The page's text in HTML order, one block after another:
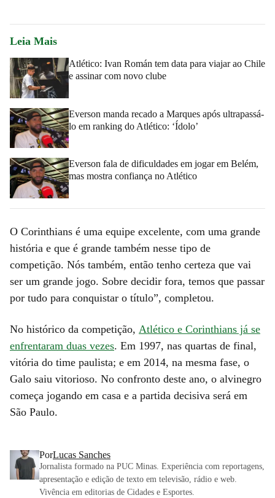
Leia Mais
Atlético: Ivan Román tem data para viajar ao Chile
e assinar com novo clube
Everson manda recado a Marques após ultrapassá-
lo em ranking do Atlético: ‘Ídolo’
Everson fala de dificuldades em jogar em Belém,
mas mostra confiança no Atlético
O Corinthians é uma equipe excelente, com uma grande
história e que é grande também nesse tipo de
competição. Nós também, então tenho certeza que vai
ser um grande jogo. Sobre decidir fora, temos que passar
por tudo para conquistar o título”, completou.
No histórico da competição, Atlético e Corinthians já se
enfrentaram duas vezes. Em 1997, nas quartas de final,
vitória do time paulista; e em 2014, na mesma fase, o
Galo saiu vitorioso. No confronto deste ano, o alvinegro
começa jogando em casa e a partida decisiva será em
São Paulo.
PorLucas Sanches
Jornalista formado na PUC Minas. Experiência com reportagens,
apresentação e edição de texto em televisão, rádio e web.
Vivência em editorias de Cidades e Esportes.